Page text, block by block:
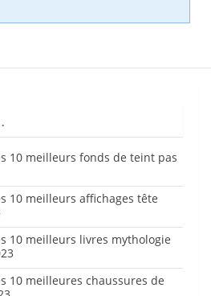
10 meilleurs fonds de teint pas
10 meilleurs affichages tête
10 meilleurs livres mythologie
10 meilleures chaussures de